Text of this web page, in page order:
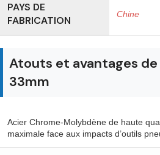
PAYS DE
FABRICATION
Chine
Atouts et avantages de
33mm
Acier Chrome-Molybdène de haute
maximale face aux impacts d’outils